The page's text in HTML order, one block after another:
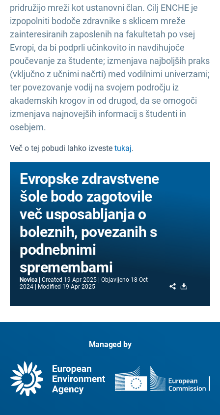
pridružijo mreži kot ustanovni član. Cilj ENCHE je
izpopolniti bodoče zdravnike s sklicem mreže
zainteresiranih zaposlenih na fakultetah po vsej
Evropi, da bi podprli učinkovito in navdihujoče
poučevanje za študente; izmenjava najboljših praks
(vključno z učnimi načrti) med vodilnimi univerzami;
ter povezovanje vodij na svojem področju iz
akademskih krogov in od drugod, da se omogoči
izmenjava najnovejših informacij s študenti in
osebjem.
Več o tej pobudi lahko izveste tukaj.
Evropske zdravstvene
šole bodo zagotovile
več usposabljanja o
boleznih, povezanih s
podnebnimi
spremembami
Novica Created 19 Apr 2025 Objavljeno 18 Oct
2024
Modified 19 Apr 2025 Share
Managed by